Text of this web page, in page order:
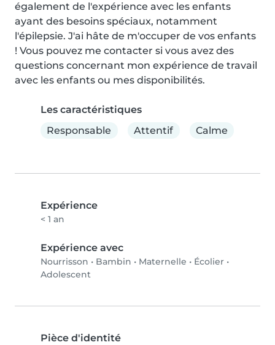
également de l'expérience avec les enfants
ayant des besoins spéciaux, notamment
l'épilepsie. J'ai hâte de m'occuper de vos enfants
! Vous pouvez me contacter si vous avez des
questions concernant mon expérience de travail
avec les enfants ou mes disponibilités.
Les caractéristiques
Responsable
Attentif Calme
Expérience
< 1 an
Expérience avec
Nourrisson • Bambin • Maternelle • Écolier •
Adolescent
Pièce d'identité